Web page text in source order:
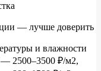
— лучше доверить
и влажности
2500–3500 ₽/м2,